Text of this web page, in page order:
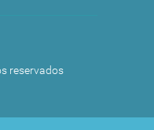
reservados